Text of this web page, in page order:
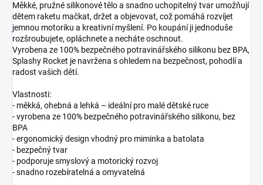
Měkké, pružné silikonové tělo a snadno uchopitelný tvar umožňují
dětem raketu mačkat, držet a objevovat, což pomáhá rozvíjet
jemnou motoriku a kreativní myšlení. Po koupání ji jednoduše
rozšroubujete, opláchnete a necháte oschnout.
Vyrobena ze 100% bezpečného potravinářského silikonu bez BPA,
Splashy Rocket je navržena s ohledem na bezpečnost, pohodlí a
radost vašich dětí.
Vlastnosti:
- měkká, ohebná a lehká – ideální pro malé dětské ruce
- vyrobena ze 100% bezpečného potravinářského silikonu, bez
BPA
- ergonomický design vhodný pro miminka a batolata
- bezpečný tvar
- podporuje smyslový a motorický rozvoj
- snadno rozebíratelná a omyvatelná